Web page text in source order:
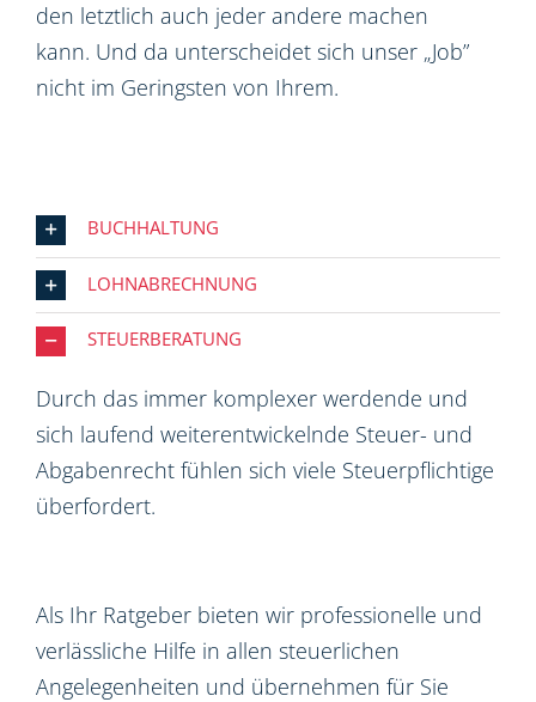
den letztlich auch jeder andere machen
kann. Und da unterscheidet sich unser „Job”
nicht im Geringsten von Ihrem.
BUCHHALTUNG
LOHNABRECHNUNG
STEUERBERATUNG
Durch das immer komplexer werdende und
sich laufend weiterentwickelnde Steuer- und
Abgabenrecht fühlen sich viele Steuerpflichtige
überfordert.
Als Ihr Ratgeber bieten wir professionelle und
verlässliche Hilfe in allen steuerlichen
Angelegenheiten und übernehmen für Sie